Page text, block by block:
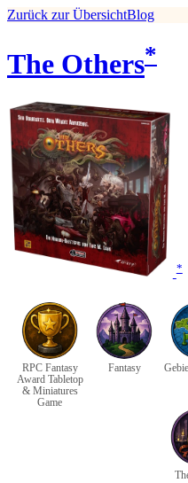
Zurück zur ÜbersichtBlog
The Others*
*
RPC Fantasy
Award Tabletop
& Miniatures
Game
Fantasy